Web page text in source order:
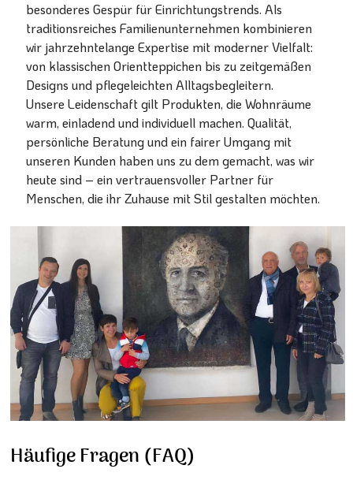
besonderes Gespür für Einrichtungstrends. Als
traditionsreiches Familienunternehmen kombinieren
wir jahrzehntelange Expertise mit moderner Vielfalt:
von klassischen Orientteppichen bis zu zeitgemäßen
Designs und pflegeleichten Alltagsbegleitern.
Unsere Leidenschaft gilt Produkten, die Wohnräume
warm, einladend und individuell machen. Qualität,
persönliche Beratung und ein fairer Umgang mit
unseren Kunden haben uns zu dem gemacht, was wir
heute sind – ein vertrauensvoller Partner für
Menschen, die ihr Zuhause mit Stil gestalten möchten.
Häufige Fragen (FAQ)